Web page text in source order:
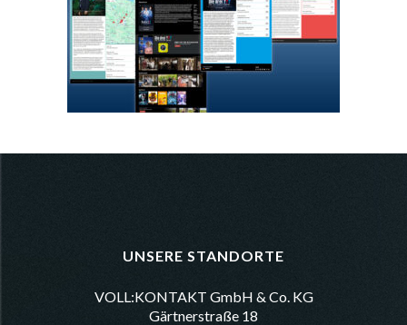
UNSERE STANDORTE
VOLL:KONTAKT GmbH & Co. KG
Gärtnerstraße 18